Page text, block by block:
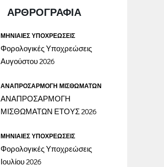
ΑΡΘΡΟΓΡΑΦΙΑ
ΜΗΝΙΑΊΕΣ ΥΠΟΧΡΕΏΣΕΙΣ
Φορολογικές Υποχρεώσεις
Αυγούστου 2026
ΑΝΑΠΡΟΣΑΡΜΟΓΉ ΜΙΣΘΩΜΆΤΩΝ
ΑΝΑΠΡΟΣΑΡΜΟΓΗ
ΜΙΣΘΩΜΑΤΩΝ ΕΤΟΥΣ 2026
ΜΗΝΙΑΊΕΣ ΥΠΟΧΡΕΏΣΕΙΣ
Φορολογικές Υποχρεώσεις
Ιουλίου 2026